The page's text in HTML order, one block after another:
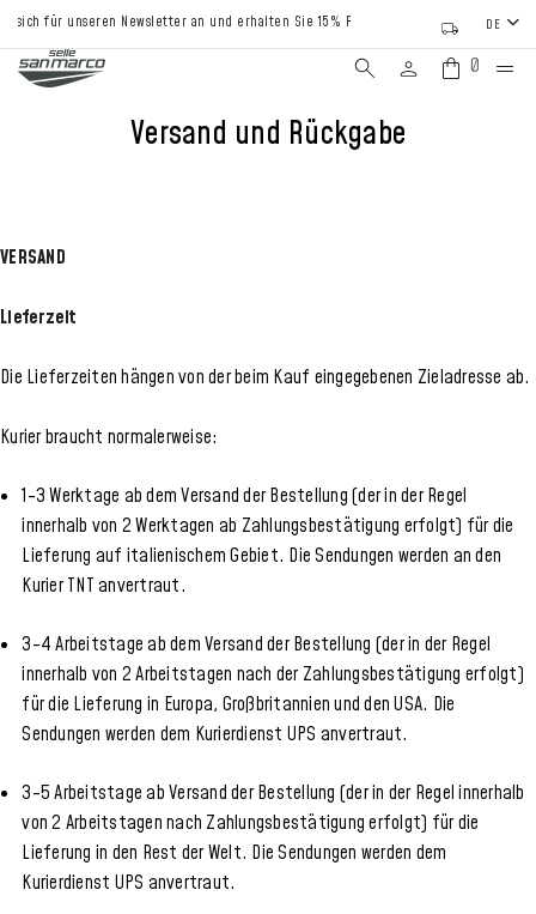
für unseren Newsletter an und erhalten Sie 15% Rabatt auf Ihre erste Bestellung
DE
0
Versand und Rückgabe
VERSAND
Lieferzeit
Die Lieferzeiten hängen von der beim Kauf eingegebenen Zieladresse ab.
Kurier braucht normalerweise:
1-3 Werktage ab dem Versand der Bestellung (der in der Regel
innerhalb von 2 Werktagen ab Zahlungsbestätigung erfolgt) für die
Lieferung auf italienischem Gebiet. Die Sendungen werden an den
Kurier TNT anvertraut.
3-4 Arbeitstage ab dem Versand der Bestellung (der in der Regel
innerhalb von 2 Arbeitstagen nach der Zahlungsbestätigung erfolgt)
für die Lieferung in Europa, Großbritannien und den USA. Die
Sendungen werden dem Kurierdienst UPS anvertraut.
3-5 Arbeitstage ab Versand der Bestellung (der in der Regel innerhalb
von 2 Arbeitstagen nach Zahlungsbestätigung erfolgt) für die
Lieferung in den Rest der Welt. Die Sendungen werden dem
Kurierdienst UPS anvertraut.